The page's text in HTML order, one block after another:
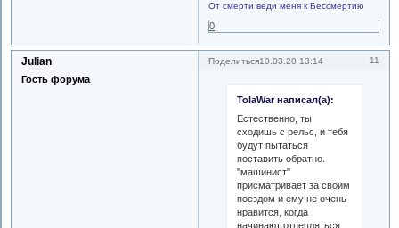
От смерти веди меня к Бессмертию
0
Поделиться 11
10.03.20 13:14
Julian
Гость форума
TolaWar написал(а):
Естественно, ты
сходишь с рельс, и тебя
будут пытаться
поставить обратно.
"машинист"
присматривает за своим
поездом и ему не очень
нравится, когда
начинают отцепляться